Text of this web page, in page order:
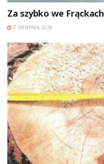
Za szybko we Frąckach
7 SIERPNIA 2026